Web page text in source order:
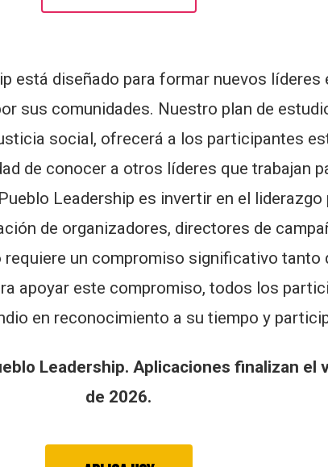
está diseñado para formar nuevos líderes
sus comunidades. Nuestro plan de
social, ofrecerá a los participantes
de conocer a otros líderes que trabajan
Leadership es invertir en el
de organizadores, directores de
requiere un compromiso significativo tanto
apoyar este compromiso, todos los
en reconocimiento a su tiempo y
Leadership. Aplicaciones finalizan el
de 2026.